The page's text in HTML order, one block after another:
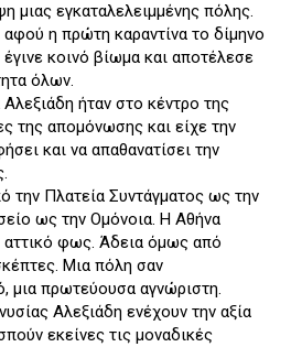
μιας εγκαταλελειμμένης πόλης.
η πρώτη καραντίνα το δίμηνο
κοινό βίωμα και αποτέλεσε
όλων.
ήταν στο κέντρο της
της απομόνωσης και είχε την
και να απαθανατίσει την
την Πλατεία Συντάγματος ως την
ως την Ομόνοια. Η Αθήνα
αττικό φως. Άδεια όμως από
Μια πόλη σαν
μια πρωτεύουσα αγνώριστη.
Αλεξιάδη ενέχουν την αξία
εκείνες τις μοναδικές